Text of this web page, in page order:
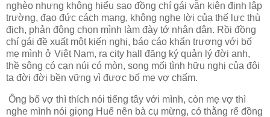
nghèo nhưng không hiểu sao đồng chí gái vẫn kiên định lập
trường, đạo đức cách mạng, không nghe lời của thế lực thù
địch, phản động chọn mình làm đày tớ nhân dân. Rồi đồng
chí gái đề xuất một kiến nghị, báo cáo khẩn trương với bố
mẹ mình ở Việt Nam, ra city hall đăng ký quản lý đời anh,
thề sông có cạn núi có mòn, song mối tình hữu nghị của đôi
ta đời đời bền vững vì được bố mẹ vợ chấm.
Ông bố vợ thì thích nói tiếng tây với mình, còn mẹ vợ thì
nghe mình nói giọng Huế nên bà cụ mừng, có thằng rể đồng